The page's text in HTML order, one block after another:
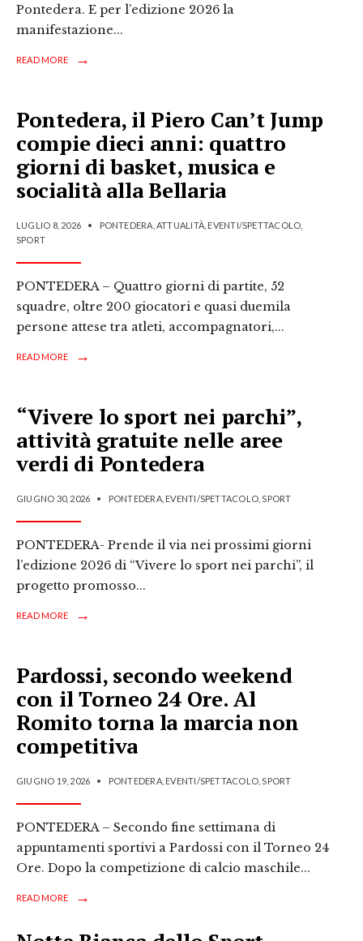
Pontedera. E per l’edizione 2026 la
manifestazione...
READ MORE →
Pontedera, il Piero Can’t Jump
compie dieci anni: quattro
giorni di basket, musica e
socialità alla Bellaria
LUGLIO 8, 2026 • PONTEDERA ATTUALITÀ, EVENTI/SPETTACOLO
SPORT
PONTEDERA – Quattro giorni di partite, 52
squadre, oltre 200 giocatori e quasi duemila
persone attese tra atleti, accompagnatori,...
READ MORE →
“Vivere lo sport nei parchi”,
attività gratuite nelle aree
verdi di Pontedera
GIUGNO 30, 2026 • PONTEDERA, EVENTI/SPETTACOLO,SPORT
PONTEDERA- Prende il via nei prossimi giorni
l’edizione 2026 di “Vivere lo sport nei parchi”, il
progetto promosso...
READ MORE →
Pardossi, secondo weekend
con il Torneo 24 Ore. Al
Romito torna la marcia non
competitiva
GIUGNO 19, 2026 • PONTEDERA, EVENTI/SPETTACOLO,SPORT
PONTEDERA – Secondo fine settimana di
appuntamenti sportivi a Pardossi con il Torneo 24
Ore. Dopo la competizione di calcio maschile...
READ MORE →